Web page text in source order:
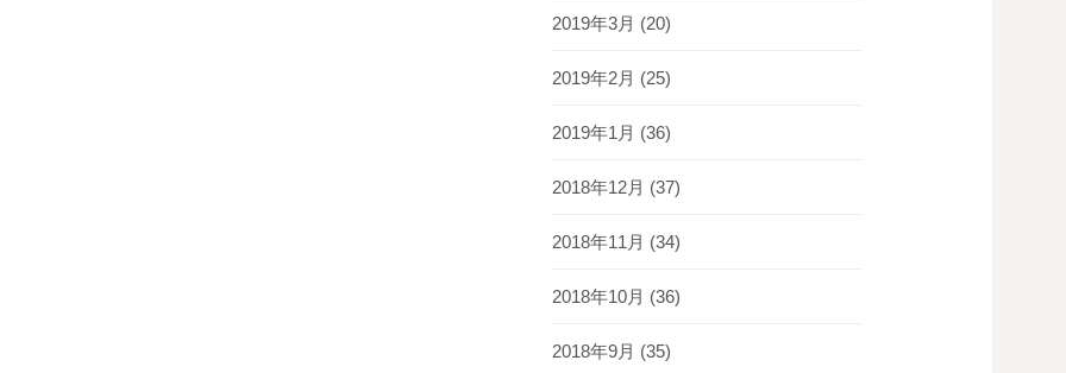
2019年3月 (20)
2019年2月 (25)
2019年1月 (36)
2018年12月 (37)
2018年11月 (34)
2018年10月 (36)
2018年9月 (35)